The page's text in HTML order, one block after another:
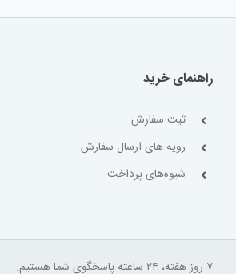
راهنمای خرید
ثبت سفارش
رویه های ارسال سفارش
شیوه‌های پرداخت
۷ روز هفته، ۲۴ ساعته پاسخگوی شما هستیم.